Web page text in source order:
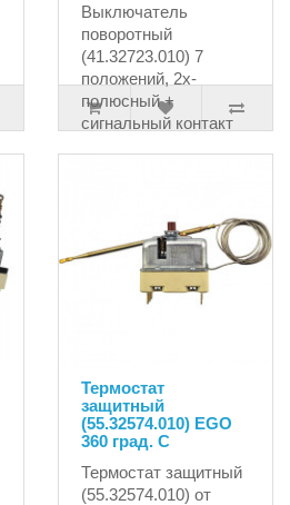
Выключатель
поворотный
(41.32723.010) 7
положений, 2х-
полюсный +
сигнальный контакт
Термостат
защитный
(55.32574.010) EGO
360 град. С
Термостат защитный
(55.32574.010) от